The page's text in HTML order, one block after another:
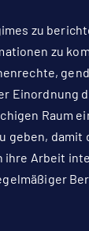
zu
zu
Einordnung
Raum
geben,
Arbeit